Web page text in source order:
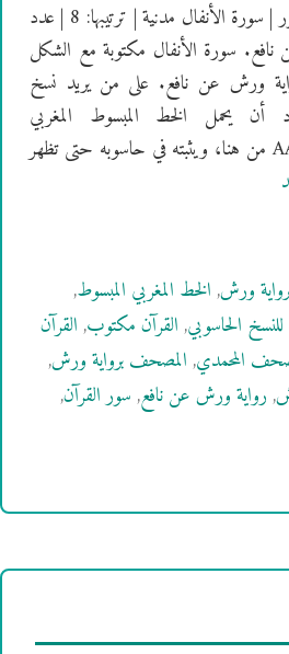
[سُورَةُ الأنفال] فهرس السور | سورة الأنفال مدنية | ترتيبها: 8 | عدد
عن نافع. سورة الأنفال مكتوبة مع الشكل
ورش عن نافع. على من يريد نسخ
أن يحمل الخط المبسوط المغربي
AALMAGHRIBIv4.9.otf من هنا، ويثبته في حاسوبه حتى تظهر
ورش,الخط المغربي المبسوط,
للنسخ الحاسوبي,القرآن مكتوب,القرآن
المحمدي,المصحف برواية ورش,
,رواية ورش عن نافع,سور القرآن,